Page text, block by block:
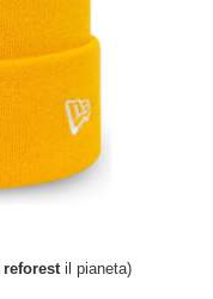
reforestil pianeta)